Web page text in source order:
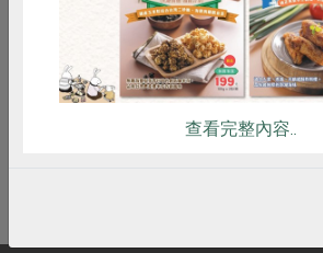
詳見活動介紹
查看完整內容..